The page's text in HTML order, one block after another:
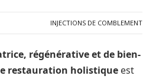
INJECTIONS DE COMBLEMENT
régénérative et de bien-
restauration holistique est